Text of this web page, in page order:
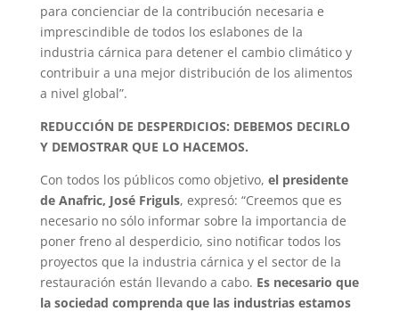
para concienciar de la contribución necesaria e
imprescindible de todos los eslabones de la
industria cárnica para detener el cambio climático y
contribuir a una mejor distribución de los alimentos
a nivel global”.
REDUCCIÓN DE DESPERDICIOS: DEBEMOS DECIRLO
Y DEMOSTRAR QUE LO HACEMOS.
Con todos los públicos como objetivo, el presidente
de Anafric, José Friguls, expresó: “Creemos que es
necesario no sólo informar sobre la importancia de
poner freno al desperdicio, sino notificar todos los
proyectos que la industria cárnica y el sector de la
restauración están llevando a cabo. Es necesario que
la sociedad comprenda que las industrias estamos